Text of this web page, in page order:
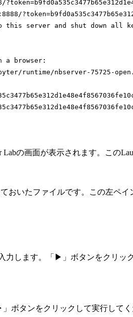
this server and shut down all
a browser:
runtime/nbserver-75725-
Labの画面が表示されます。この
おいたファイルです。この左ペ
力します。「▶」ボタンをクリッ
ボタンをクリックして実行して